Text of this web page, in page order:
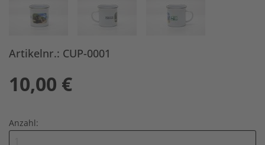
Artikelnr.: CUP-0001
10,00 €
Anzahl: